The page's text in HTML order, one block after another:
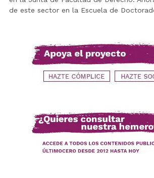
de este sector en la Escuela de